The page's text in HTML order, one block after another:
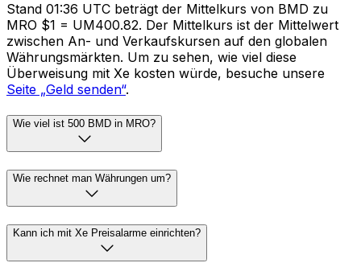
Stand 01:36 UTC beträgt der Mittelkurs von BMD zu
MRO $1 = UM400.82. Der Mittelkurs ist der Mittelwert
zwischen An- und Verkaufskursen auf den globalen
Währungsmärkten. Um zu sehen, wie viel diese
Überweisung mit Xe kosten würde, besuche unsere
Seite „Geld senden“.
Wie viel ist 500 BMD in MRO?
Wie rechnet man Währungen um?
Kann ich mit Xe Preisalarme einrichten?